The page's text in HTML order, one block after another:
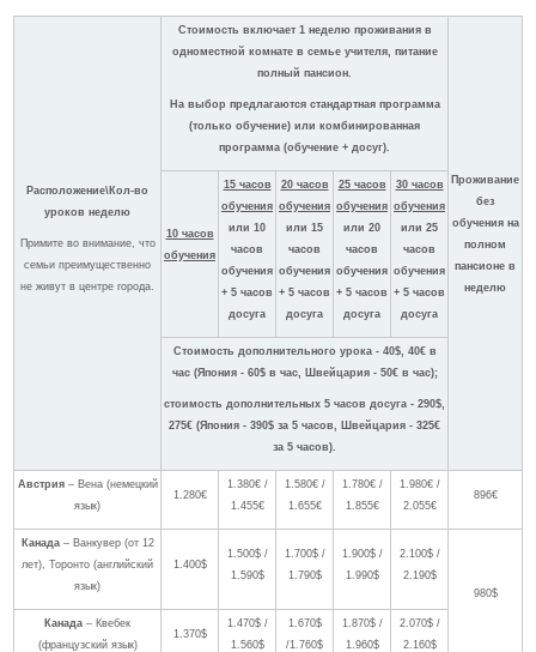
Расположение\Кол-во
уроков неделю
Примите во внимание, что
семьи преимущественно
не живут в центре города.
Стоимость включает 1 неделю проживания в
одноместной комнате в семье учителя, питание
полный пансион.
На выбор предлагаются стандартная программа
(только обучение) или комбинированная
программа (обучение + досуг).
Проживание
без
обучения на
полном
пансионе в
неделю
10 часов
обучения
15 часов
обучения
или 10
часов
обучения
+ 5 часов
досуга
20 часов
обучения
или 15
часов
обучения
+ 5 часов
досуга
25 часов
обучения
или 20
часов
обучения
+ 5 часов
досуга
30 часов
обучения
или 25
часов
обучения
+ 5 часов
досуга
Стоимость дополнительного урока - 40$, 40€ в
час (Япония - 60$ в час, Швейцария - 50€ в час);
стоимость дополнительных 5 часов досуга - 290$,
275€ (Япония - 390$ за 5 часов, Швейцария - 325€
за 5 часов).
Австрия – Вена (немецкий
язык)
1.280€
1.380€ /
1.455€
1.580€ /
1.655€
1.780€ /
1.855€
1.980€ /
2.055€
896€
Канада – Ванкувер (от 12
лет), Торонто (английский
язык)
1.400$
1.500$ /
1.590$
1.700$ /
1.790$
1.900$ /
1.990$
2.100$ /
2.190$
980$
Канада – Квебек
(французский язык)
1.370$
1.470$ /
1.560$
1.670$
/1.760$
1.870$ /
1.960$
2.070$ /
2.160$